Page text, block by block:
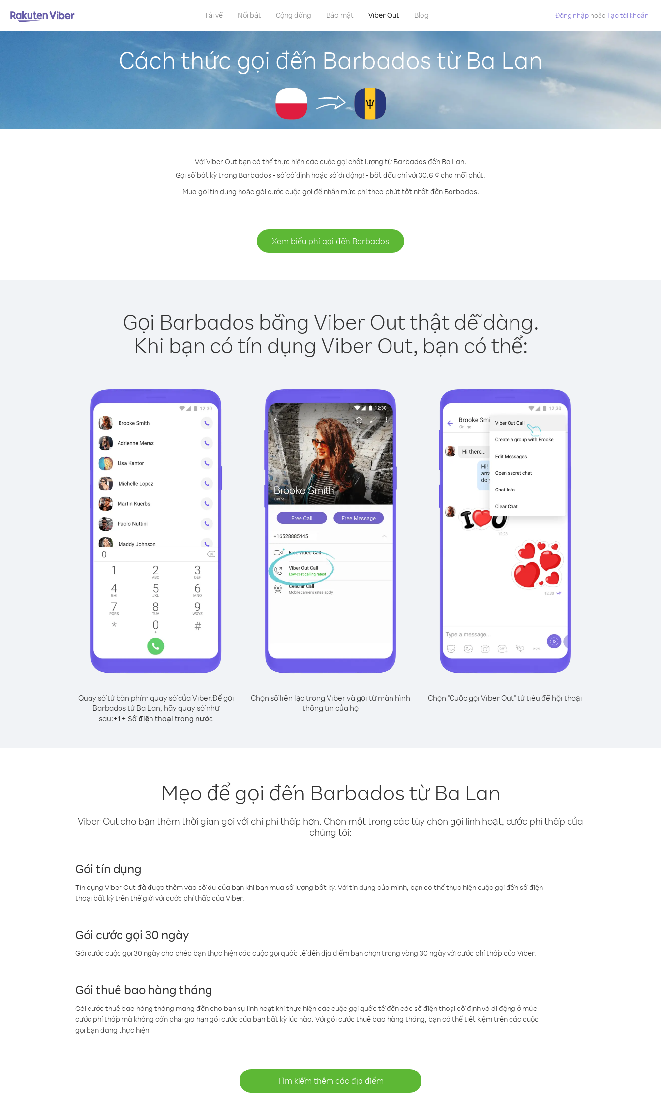
Tải về Nổi bật Cộng đồng Bảo mật Viber Out Blog Đăng nhập hoặcTạo tài khoản
Cách thức gọi đến Barbados từ Ba Lan
Với Viber Out bạn có thể thực hiện các cuộc gọi chất lượng từ Barbados đến Ba Lan.
Gọi số bất kỳ trong Barbados - số cố định hoặc số di động! - bắt đầu chỉ với 30.6 ¢ cho mỗi phút.
Mua gói tín dụng hoặc gói cước cuộc gọi để nhận mức phí theo phút tốt nhất đến Barbados.
Xem biểu phí gọi đến Barbados
Gọi Barbados bằng Viber Out thật dễ dàng.
Khi bạn có tín dụng Viber Out, bạn có thể:
Quay số từ bàn phím quay số của Viber.Để gọi
Barbados từ Ba Lan, hãy quay số như
sau:+1 + Số điện thoại trong nước
Chọn số liên lạc trong Viber và gọi từ màn hình
thông tin của họ
Chọn "Cuộc gọi Viber Out" từ tiêu đề hội thoại
Mẹo để gọi đến Barbados từ Ba Lan
Viber Out cho bạn thêm thời gian gọi với chi phí thấp hơn. Chọn một trong các tùy chọn gọi linh hoạt, cước phí thấp của
chúng tôi:
Gói tín dụng
Tín dụng Viber Out đã được thêm vào số dư của bạn khi bạn mua số lượng bất kỳ. Với tín dụng của mình, bạn có thể thực hiện cuộc gọi đến số điện
thoại bất kỳ trên thế giới với cước phí thấp của Viber.
Gói cước gọi 30 ngày
Gói cước cuộc gọi 30 ngày cho phép bạn thực hiện các cuộc gọi quốc tế đến địa điểm bạn chọn trong vòng 30 ngày với cước phí thấp của Viber.
Gói thuê bao hàng tháng
Gói cước thuê bao hàng tháng mang đến cho bạn sự linh hoạt khi thực hiện các cuộc gọi quốc tế đến các số điện thoại cố định và di động ở mức
cước phí thấp mà không cần phải gia hạn gói cước của bạn bất kỳ lúc nào. Với gói cước thuê bao hàng tháng, bạn có thể tiết kiệm trên các cuộc
gọi bạn đang thực hiện
Tìm kiếm thêm các địa điểm